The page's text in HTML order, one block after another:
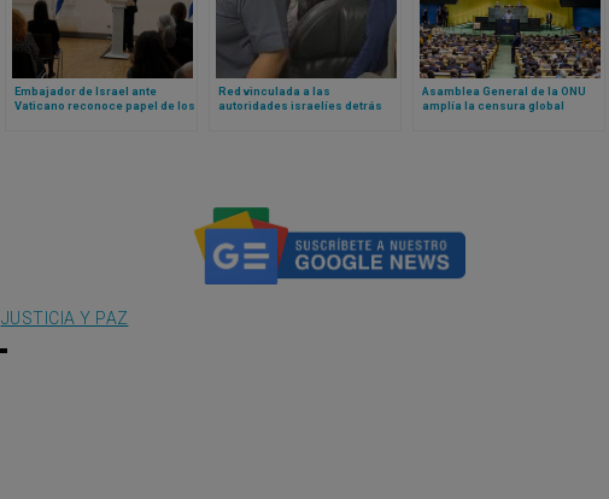
Embajador de Israel ante
Vaticano reconoce papel de los
Red vinculada a las
autoridades israelíes detrás
Asamblea General de la ONU
amplía la censura global
JUSTICIA Y PAZ